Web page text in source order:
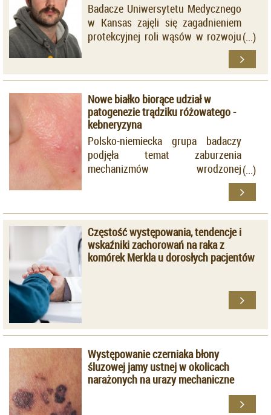
Badacze Uniwersytetu Medycznego
w Kansas zajęli się zagadnieniem
protekcyjnej roli wąsów w rozwoju
AK w obrębie warg. Sugerowali się
dostępnymi doniesieniami
naukowymi, które potwierdzają, że
włosy na skórze głowy zmniejszają
częstość występowania ognisk
rogowacenia słonecznego.
Nowe białko biorące udział w
patogenezie trądziku różowatego -
kebneryzyna
Polsko-niemiecka grupa badaczy
podjęła temat zaburzenia
mechanizmów wrodzonej
odpowiedzi immunologicznej,
biorących udział w patogenezie
trądziku różowatego. Grupę
badawczą stanowiło 6 pacjentów z
rozpoznaniemrosaceao nasileniu
umiarkowanym i ciężkim.
Częstość występowania, tendencje i
wskaźniki zachorowań na raka z
komórek Merkla u dorosłych pacjentów
Występowanie czerniaka błony
śluzowej jamy ustnej w okolicach
narażonych na urazy mechaniczne